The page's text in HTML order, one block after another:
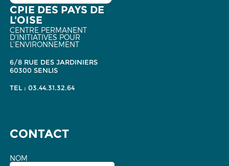
CPIE DES PAYS DE
L'OISE
CENTRE PERMANENT
D'INITIATIVES POUR
L'ENVIRONNEMENT
6/8 RUE DES JARDINIERS
60300 SENLIS
TEL : 03.44.31.32.64
CONTACT
NOM